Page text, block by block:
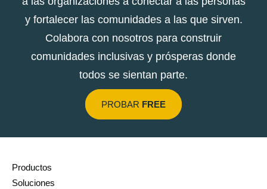
y fortalecer las comunidades a las que sirven.
Colabora con nosotros para construir
comunidades inclusivas y prósperas donde
todos se sientan parte.
PROBAR FREE
Productos
Soluciones